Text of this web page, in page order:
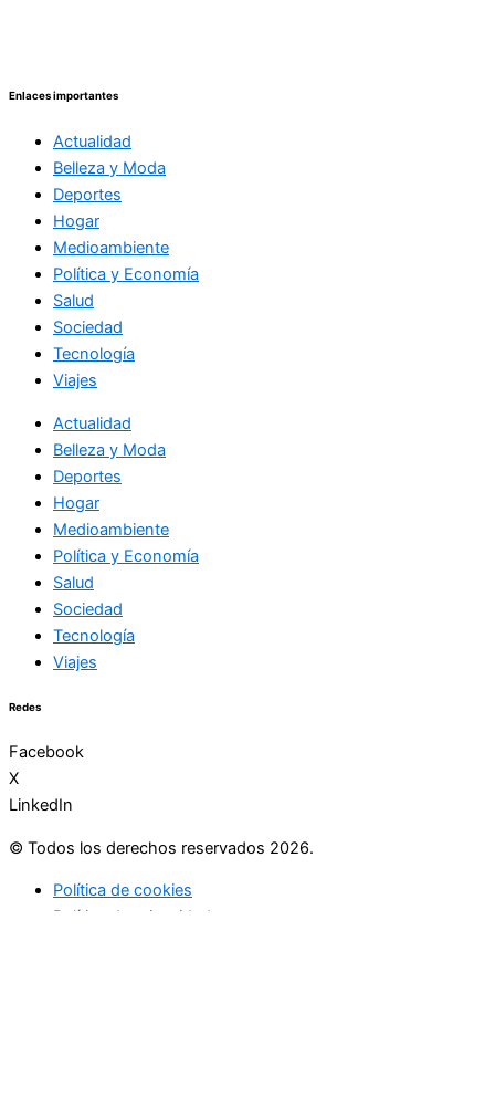
Enlaces importantes
Actualidad
Belleza y Moda
Deportes
Hogar
Medioambiente
Política y Economía
Salud
Sociedad
Tecnología
Viajes
Actualidad
Belleza y Moda
Deportes
Hogar
Medioambiente
Política y Economía
Salud
Sociedad
Tecnología
Viajes
Redes
Facebook
X
LinkedIn
© Todos los derechos reservados 2026.
Política de cookies
Política de privacidad